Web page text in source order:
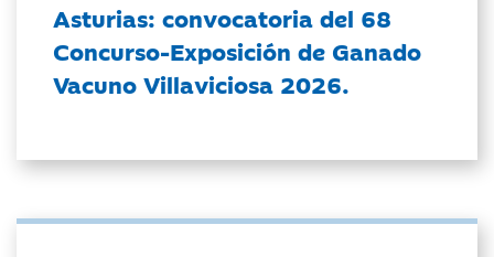
Asturias: convocatoria del 68
Concurso-Exposición de Ganado
Vacuno Villaviciosa 2026.